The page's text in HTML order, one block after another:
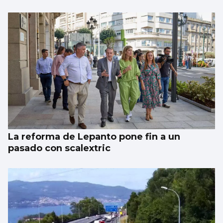
La reforma de Lepanto pone fin a un
pasado con scalextric